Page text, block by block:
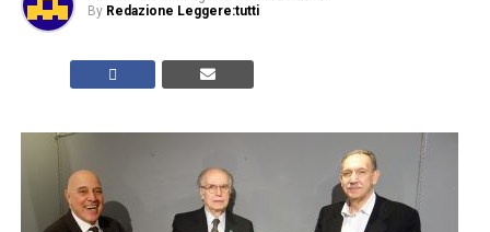
By Redazione Leggere:tutti